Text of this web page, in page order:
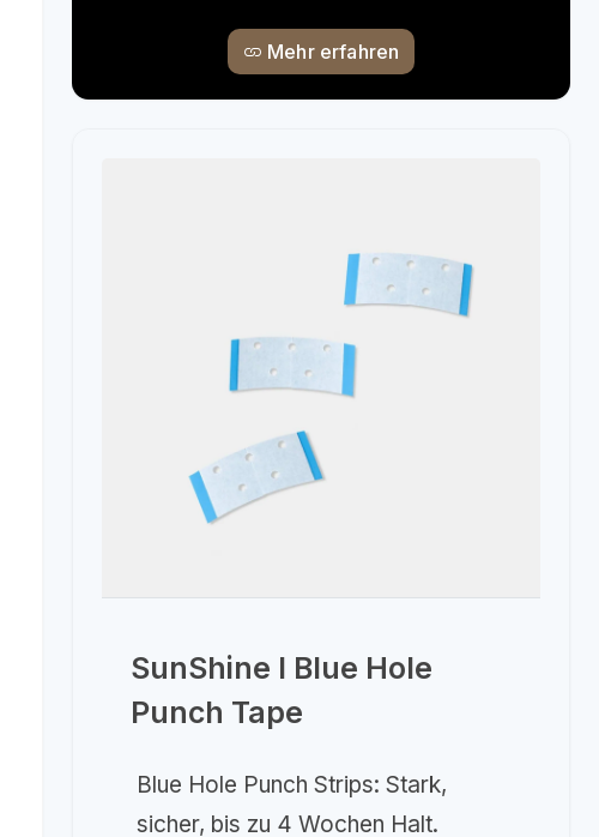
Mehr erfahren
SunShine I Blue Hole
Punch Tape
Blue Hole Punch Strips: Stark,
sicher, bis zu 4 Wochen Halt.